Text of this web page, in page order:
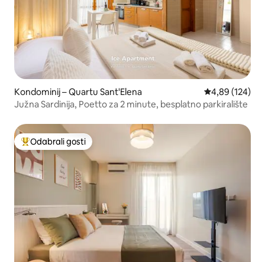
Kondominij – Quartu Sant'Elena Prosječna
4,89 (124)
Južna Sardinija, Poetto za 2 minute, besplatno parkiralište
Među najviše rangiranima s oznakom „Odabrali gosti”
Odabrali gosti